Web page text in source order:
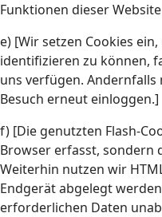
Funktionen dieser
e) [Wir setzen Cookies
identifizieren zu können,
uns verfügen. Andernfalls
Besuch erneut einloggen.]
f) [Die genutzten Flash-
Browser erfasst, sondern
Weiterhin nutzen wir
Endgerät abgelegt
erforderlichen Daten